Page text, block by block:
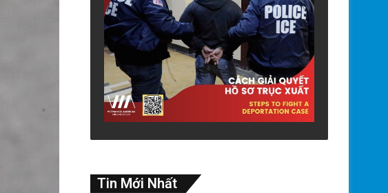
Tin Mới Nhất